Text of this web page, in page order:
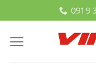
to
content
0919